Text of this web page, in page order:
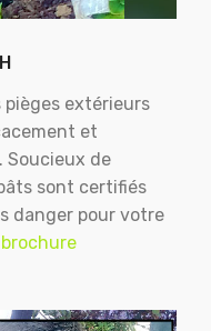
pièges extérieurs
et
Soucieux de
sont certifiés
danger pour votre